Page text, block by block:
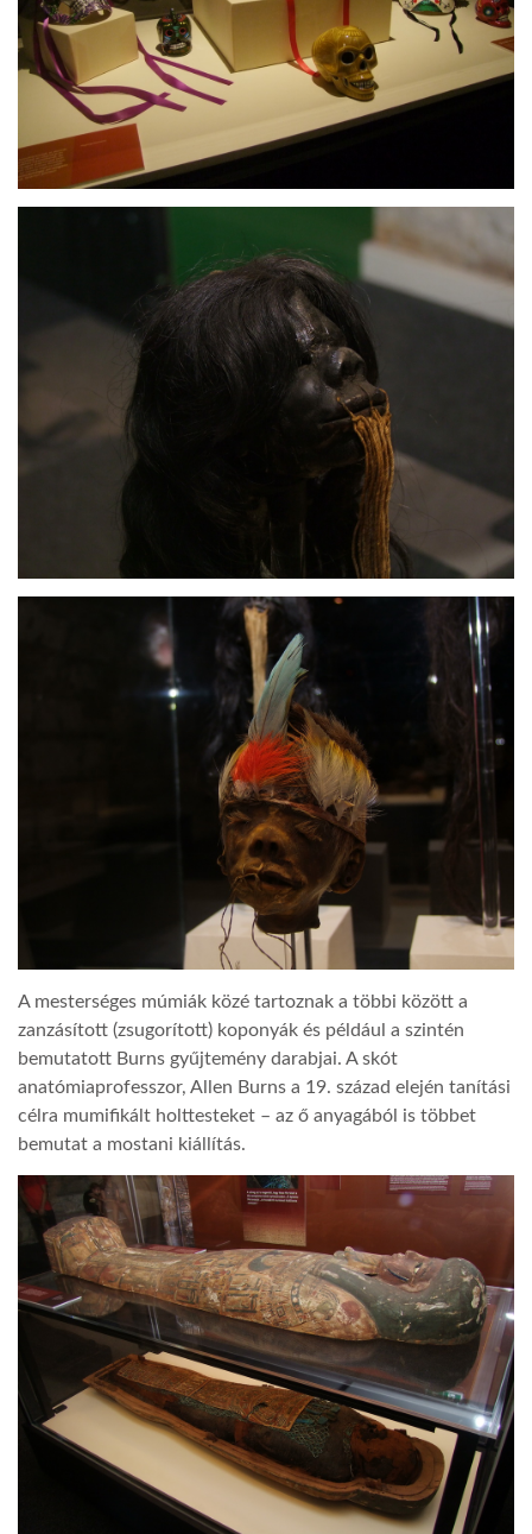
GLOBOBOOK
A mesterséges múmiák közé tartoznak a többi között a
zanzásított (zsugorított) koponyák és például a szintén
bemutatott Burns gyűjtemény darabjai. A skót
anatómiaprofesszor, Allen Burns a 19. század elején tanítási
célra mumifikált holttesteket – az ő anyagából is többet
bemutat a mostani kiállítás.